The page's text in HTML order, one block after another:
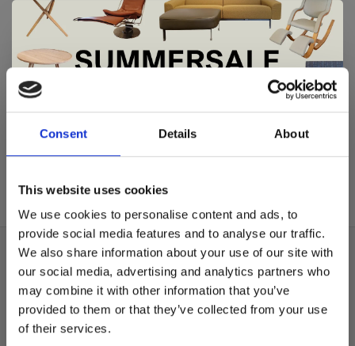
Consent Details About
This website uses cookies
We use cookies to personalise content and ads, to
provide social media features and to analyse our traffic.
We also share information about your use of our site with
our social media, advertising and analytics partners who
may combine it with other information that you’ve
provided to them or that they’ve collected from your use
of their services.
Metaform
Metaform Fly
Over ons
Algemene voorwaarden
Privacy Policy
De Summer Sale bij Snip Wonen+ is
gestart!
woonaccessoires aan te schaffen met aantrekkelijke kortingen.
In onze showroom vind je een uitgebreide selectie
designmeubelen van gerenommeerde Nederlandse en Europese
merken. Onder andere showroommodellen vanHarvink ,
Gelderland,Swedese,Sculptures JeuxenArtisanzijn nu extra
voordelig verkrijgbaar. Profiteer van unieke aanbiedingen zolang
de voorraad strekt!
Liever nieuw bestellen? Ook dan krijgt u een vriendelijke